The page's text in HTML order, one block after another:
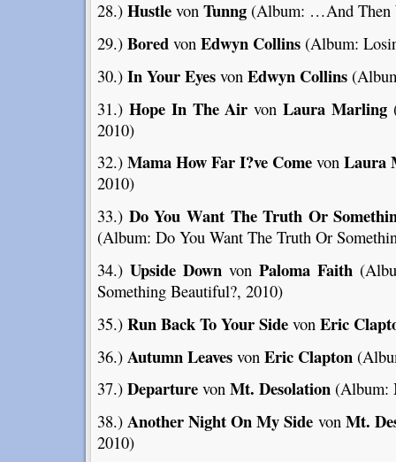
28.) Hustlevon Tunng(Album: …And Then
29.) Boredvon Edwyn Collins(Album:
30.) In Your Eyesvon Edwyn Collins
31.) Hope In The Air vonLaura Marling
2010)
32.) Mama How Far I?ve Come vonLaura
2010)
33.) Do You Want The Truth Or
(Album: Do You Want The Truth Or
34.) Upside Downvon Paloma Faith
Something Beautiful?, 2010)
35.) Run Back To Your Sidevon Eric
36.) Autumn Leavesvon Eric Clapton
37.) Departurevon Mt. Desolation(Album:
38.)Another Night On My Side von Mt.
2010)